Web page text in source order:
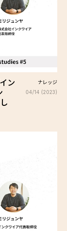
ン
ナレッジ
04/14 (2023)